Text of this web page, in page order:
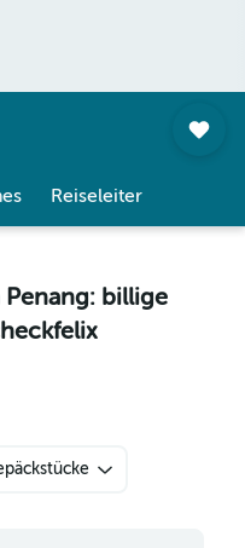
Reiseleiter
billige